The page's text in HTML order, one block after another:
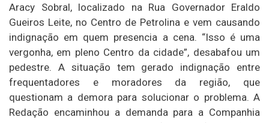
Aracy Sobral, localizado na Rua Governador Eraldo
Gueiros Leite, no Centro de Petrolina e vem causando
indignação em quem presencia a cena. “Isso é uma
vergonha, em pleno Centro da cidade”, desabafou um
pedestre. A situação tem gerado indignação entre
frequentadores e moradores da região, que
questionam a demora para solucionar o problema. A
Redação encaminhou a demanda para a Companhia